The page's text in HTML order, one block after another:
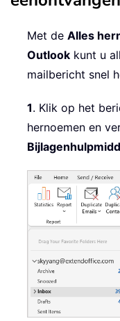
Met de Alles
Outlook kunt u
mailbericht snel
1. Klik op het
hernoemen en